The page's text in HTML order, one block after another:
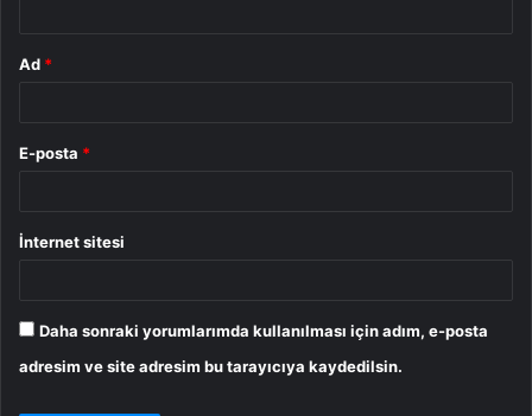
Ad *
E-posta *
İnternet sitesi
Daha sonraki yorumlarımda kullanılması için adım, e-posta
adresim ve site adresim bu tarayıcıya kaydedilsin.